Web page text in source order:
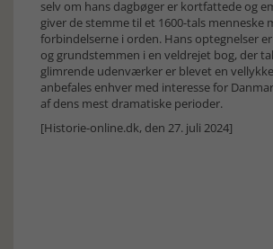
selv om hans dagbøger er kortfattede og
giver de stemme til et 1600-tals menneske
forbindelserne i orden. Hans optegnelser
og grundstemmen i en veldrejet bog, der
glimrende udenværker er blevet en
anbefales enhver med interesse for
af dens mest dramatiske perioder.
[Historie-online.dk, den 27. juli 2024]